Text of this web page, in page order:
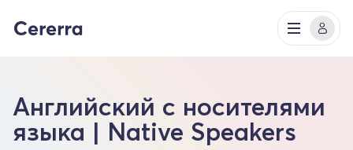
Английский с носителями
языка | Native Speakers